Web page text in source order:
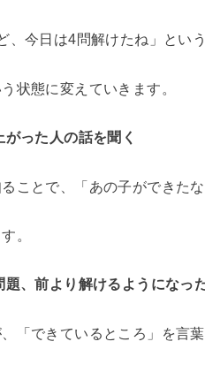
、今日は4問解けたね」とい
状態に変えていきます。
った人の話を聞く
ことで、「あの子ができた
。
、前より解けるようになっ
「できているところ」を言